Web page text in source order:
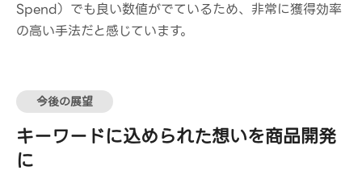
Spend）でも良い数値がでているため、非常に獲得効率
の高い手法だと感じています。
今後の展望
キーワードに込められた想いを商品開発
に